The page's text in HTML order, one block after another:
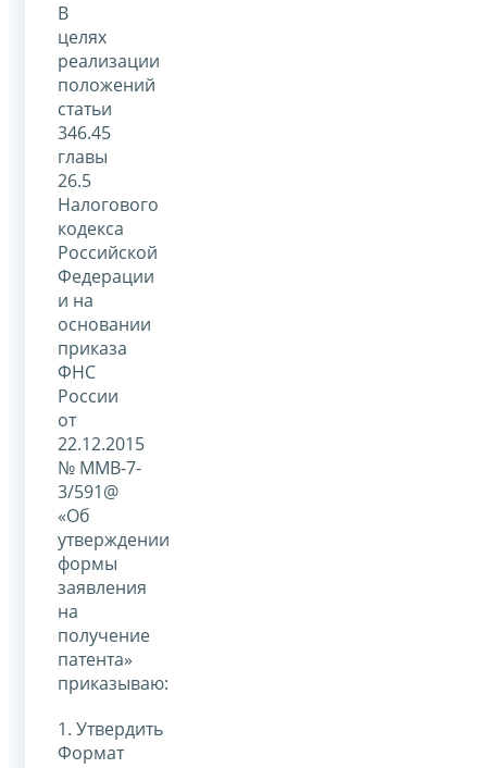
В
целях
реализации
положений
статьи
346.45
главы
26.5
Налогового
кодекса
Российской
Федерации
и на
основании
приказа
ФНС
России
от
22.12.2015
№ ММВ-7-
3/591@
«Об
утверждении
формы
заявления
на
получение
патента»
приказываю:
1. Утвердить
Формат